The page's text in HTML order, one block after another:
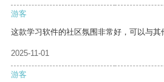
游客
这款学习软件的社区氛围非常好，可以与其
2025-11-01
游客